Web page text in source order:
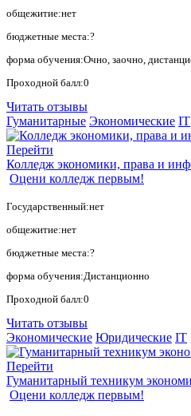
общежитие:нет
бюджетные места:?
форма обучения:Очно, заочно,
Проходной балл:0
Читать отзывы
Гуманитарные Экономические IT
Перейти
Колледж экономики, права и
Оцени колледж первым!
Государственный:нет
общежитие:нет
бюджетные места:?
форма обучения:Дистанционно
Проходной балл:0
Читать отзывы
Экономические Юридические IT
Перейти
Гуманитарный техникум
Оцени колледж первым!